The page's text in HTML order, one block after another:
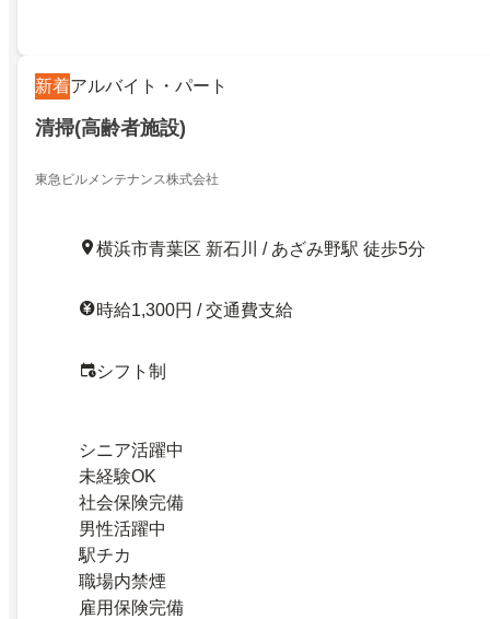
新着アルバイト・パート
清掃(高齢者施設)
東急ビルメンテナンス株式会社
横浜市青葉区 新石川 / あざみ野駅 徒歩5分
時給1,300円 / 交通費支給
シフト制
シニア活躍中
未経験OK
社会保険完備
男性活躍中
駅チカ
職場内禁煙
雇用保険完備